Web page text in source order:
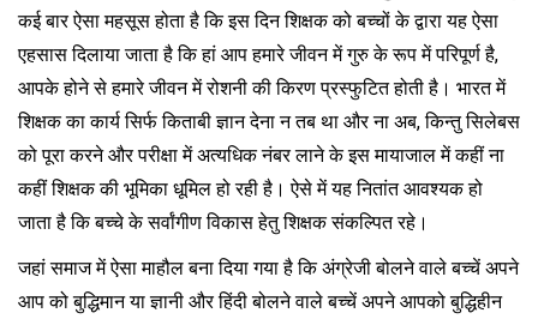
कई बार ऐसा महसूस होता है कि इस दिन शिक्षक को बच्चों के द्वारा यह ऐसा
एहसास दिलाया जाता है कि हां आप हमारे जीवन में गुरु के रूप में परिपूर्ण है,
आपके होने से हमारे जीवन में रोशनी की किरण प्रस्फुटित होती है। भारत में
शिक्षक का कार्य सिर्फ किताबी ज्ञान देना न तब था और ना अब, किन्तु सिलेबस
को पूरा करने और परीक्षा में अत्यधिक नंबर लाने के इस मायाजाल में कहीं ना
कहीं शिक्षक की भूमिका धूमिल हो रही है। ऐसे में यह नितांत आवश्यक हो
जाता है कि बच्चे के सर्वांगीण विकास हेतु शिक्षक संकल्पित रहे।
जहां समाज में ऐसा माहौल बना दिया गया है कि अंग्रेजी बोलने वाले बच्चें अपने
आप को बुद्धिमान या ज्ञानी और हिंदी बोलने वाले बच्चें अपने आपको बुद्धिहीन